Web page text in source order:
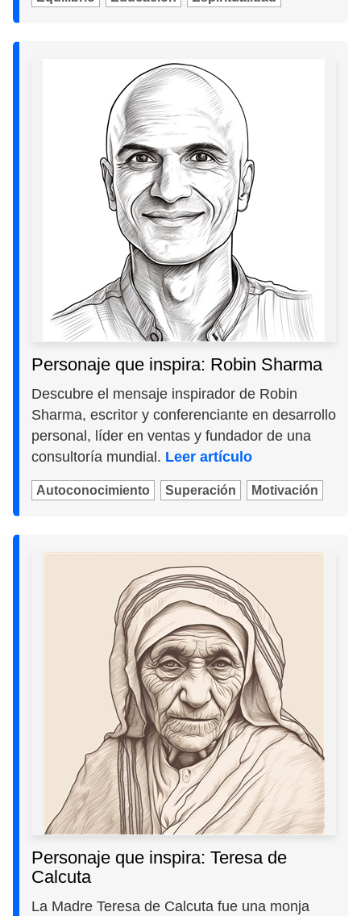
Personaje que inspira: Robin Sharma
Descubre el mensaje inspirador de Robin
Sharma, escritor y conferenciante en desarrollo
personal, líder en ventas y fundador de una
consultoría mundial. Leer artículo
Autoconocimiento Superación Motivación
Personaje que inspira: Teresa de
Calcuta
La Madre Teresa de Calcuta fue una monja